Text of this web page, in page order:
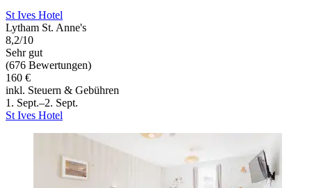
St Ives Hotel
Lytham St. Anne's
8,2/10
Sehr gut
(676 Bewertungen)
160 €
inkl. Steuern & Gebühren
1. Sept.–2. Sept.
St Ives Hotel